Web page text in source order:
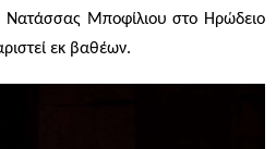
Νατάσσας Μποφίλιουστο Ηρώδειο
εκ βαθέων.